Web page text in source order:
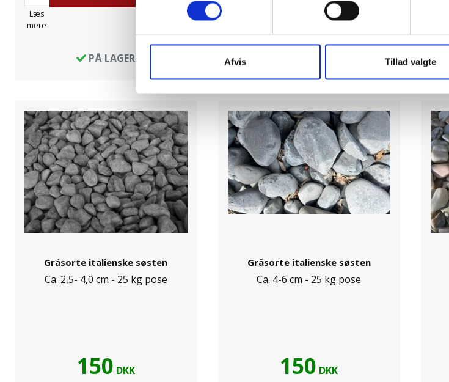
Afvis Tillad valgte
Læs
mere
PÅ LAGER
Gråsorte italienske søsten
Ca. 2,5- 4,0 cm - 25 kg pose
150 DKK
Gråsorte italienske søsten
Ca. 4-6 cm - 25 kg pose
150 DKK